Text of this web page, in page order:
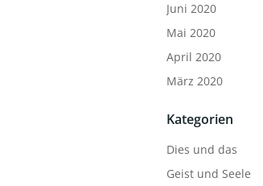
Juni 2020
Mai 2020
April 2020
März 2020
Kategorien
Dies und das
Geist und Seele